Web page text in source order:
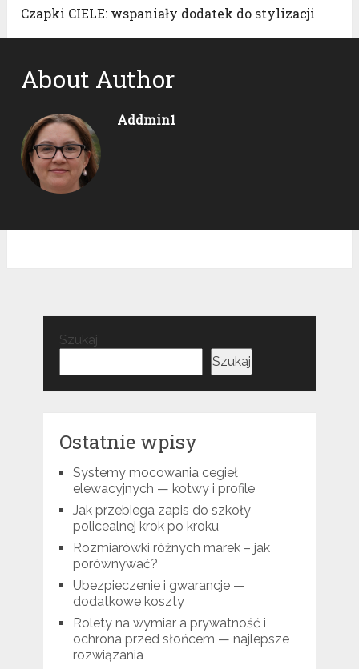
Czapki CIELE: wspaniały dodatek do stylizacji
About Author
Addmin1
Szukaj
Szukaj
Ostatnie wpisy
Systemy mocowania cegieł
elewacyjnych — kotwy i profile
Jak przebiega zapis do szkoły
policealnej krok po kroku
Rozmiarówki różnych marek – jak
porównywać?
Ubezpieczenie i gwarancje —
dodatkowe koszty
Rolety na wymiar a prywatność i
ochrona przed słońcem — najlepsze
rozwiązania